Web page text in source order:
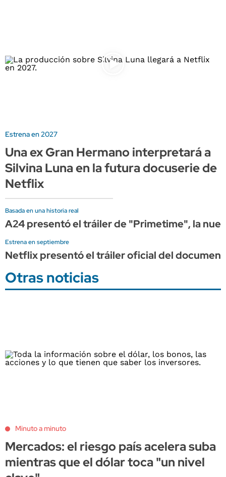
Estrena en 2027
Una ex Gran Hermano interpretará a
Silvina Luna en la futura docuserie de
Netflix
Basada en una historia real
A24 presentó el tráiler de "Primetime", la
Estrena en septiembre
Netflix presentó el tráiler oficial del
Otras noticias
Minuto a minuto
Mercados: el riesgo país acelera suba
mientras que el dólar toca "un nivel